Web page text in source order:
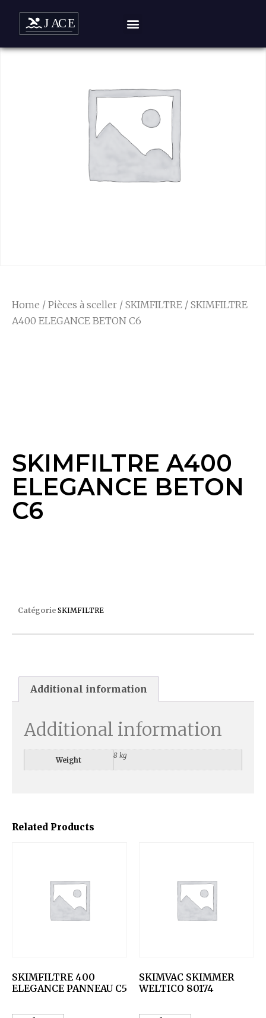
Home / Pièces à sceller / SKIMFILTRE / SKIMFILTRE
A400 ELEGANCE BETON C6
SKIMFILTRE A400
ELEGANCE BETON
C6
Related Products
SKIMFILTRE 400
ELEGANCE PANNEAU C5
SKIMVAC SKIMMER
WELTICO 80174
Catégorie SKIMFILTRE
Additional information
Additional information
Weight
8 kg